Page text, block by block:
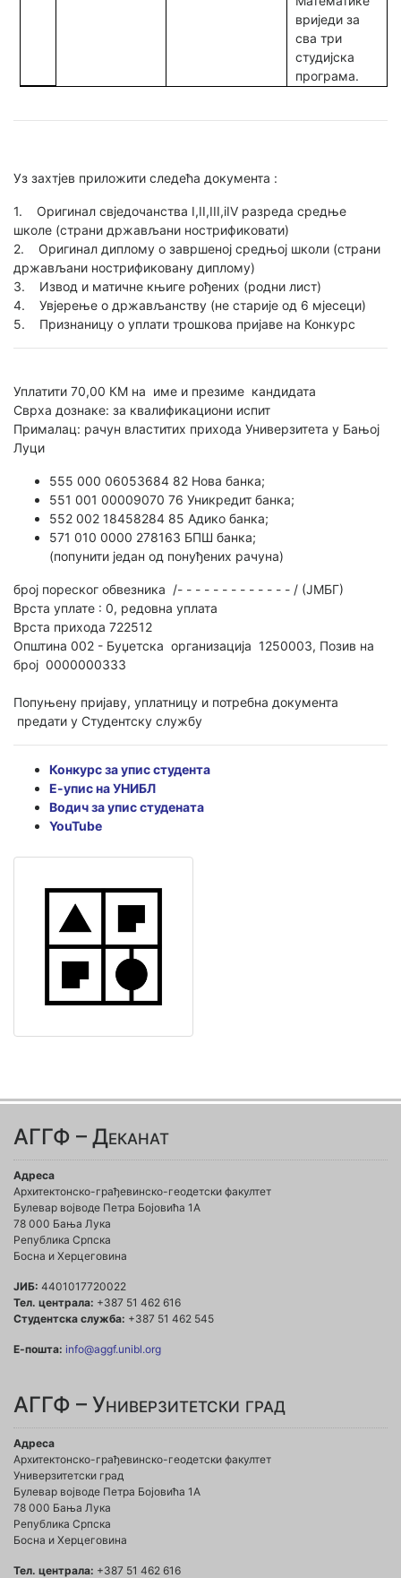
вриједи за
сва три
студијска
програма.
Уз захтјев приложити следећа документа :
1. Оригинал свједочанства I,II,III,iIV разреда средње
школе (страни држављани нострификовати)
2. Оригинал диплому о завршеној средњој школи (страни
држављани нострификовану диплому)
3. Извод и матичне књиге рођених (родни лист)
4. Увјерење о држављанству (не старије од 6 мјесеци)
5. Признаницу о уплати трошкова пријаве на Конкурс
Уплатити 70,00 КМ на име и презиме кандидата
Сврха дознаке: за квалификациони испит
Прималац: рачун властитих прихода Универзитета у Бањој
Луци
555 000 06053684 82 Нова банка;
551 001 00009070 76 Уникредит банка;
552 002 18458284 85 Адико банка;
571 010 0000 278163 БПШ банка;
(попунити један од понуђених рачуна)
број пореског обвезника /- - - - - - - - - - - - - / (ЈМБГ)
Врста уплате : 0, редовна уплата
Врста прихода 722512
Општина 002 - Буџетска организација 1250003, Позив на
број 0000000333
Попуњену пријаву, уплатницу и потребна документа
предати у Студентску службу
Конкурс за упис студента
Е-упис на УНИБЛ
Водич за упис студената
YouTube
АГГФ – Деканат
Адреса
Архитектонско-грађевинско-геодетски факултет
Булевар војводе Петра Бојовића 1A
78 000 Бања Лука
Република Српска
Босна и Херцеговина
ЈИБ: 4401017720022
Тел. централа: +387 51 462 616
Студентска служба: +387 51 462 545
Е-пошта: info@aggf.unibl.org
АГГФ – Универзитетски град
Адреса
Архитектонско-грађевинско-геодетски факултет
Универзитетски град
Булевар војводе Петра Бојовића 1A
78 000 Бања Лука
Република Српска
Босна и Херцеговина
Тел. централа: +387 51 462 616